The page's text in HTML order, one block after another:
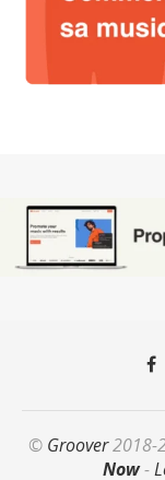
© Groover2018-
Now-